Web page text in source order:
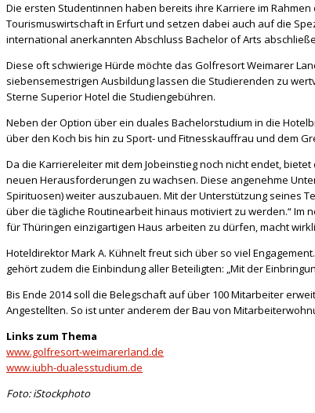
Die ersten Studentinnen haben bereits ihre Karriere im
Tourismuswirtschaft in Erfurt und setzen dabei auch auf die
international anerkannten Abschluss Bachelor of Arts
Diese oft schwierige Hürde möchte das Golfresort Weimarer
siebensemestrigen Ausbildung lassen die Studierenden zu
Sterne Superior Hotel die Studiengebühren.
Neben der Option über ein duales Bachelorstudium in die
über den Koch bis hin zu Sport- und Fitnesskauffrau und dem
Da die Karriereleiter mit dem Jobeinstieg noch nicht endet,
neuen Herausforderungen zu wachsen. Diese angenehme
Spirituosen) weiter auszubauen. Mit der Unterstützung seines
über die tägliche Routinearbeit hinaus motiviert zu werden.“ Im
für Thüringen einzigartigen Haus arbeiten zu dürfen, macht
Hoteldirektor Mark A. Kühnelt freut sich über so viel
gehört zudem die Einbindung aller Beteiligten: „Mit der
Bis Ende 2014 soll die Belegschaft auf über 100 Mitarbeiter
Angestellten. So ist unter anderem der Bau von
Links zum Thema
www.golfresort-weimarerland.de
www.iubh-dualesstudium.de
Foto: iStockphoto